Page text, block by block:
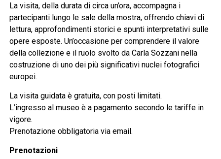
La visita, della durata di circa un’ora, accompagna i
partecipanti lungo le sale della mostra, offrendo chiavi di
lettura, approfondimenti storici e spunti interpretativi sulle
opere esposte. Un’occasione per comprendere il valore
della collezione e il ruolo svolto da Carla Sozzani nella
costruzione di uno dei più significativi nuclei fotografici
europei.
La visita guidata è gratuita, con posti limitati.
L’ingresso al museo è a pagamento secondo le tariffe in
vigore.
Prenotazione obbligatoria via email.
Prenotazioni